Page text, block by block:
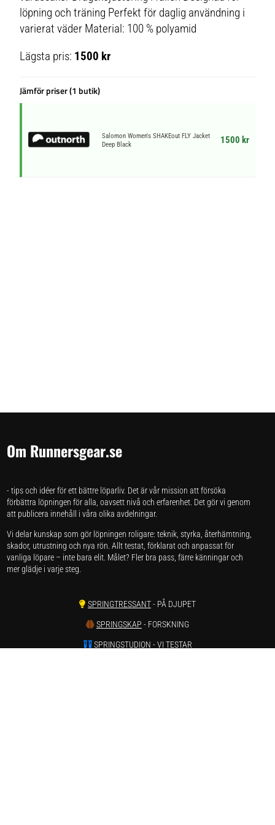
löpning och träning Perfekt för daglig användning i
varierat väder Material: 100 % polyamid
Lägsta pris: 1500 kr
Jämför priser (1 butik)
Salomon Women's SHAKEout FLY Jacket
Deep Black
1500 kr
Om Runnersgear.se
- tips och idéer för ett bättre löparliv. Det är vår mission att försöka
förbättra löpningen för alla, oavsett nivå och erfarenhet. Det gör vi genom
att publicera innehåll i våra olika avdelningar.
Vi delar kunskap som gör löpningen roligare: teknik, styrka, återhämtning,
skador, utrustning och nya rön. Allt testat, förklarat och anpassat för
vanliga löpare – inte bara elit. Målet? Fler bra pass, färre känningar och
mer glädje i varje steg.
SPRINGTRESSANT- PÅ DJUPET
SPRINGSKAP - FORSKNING
SPRINGSTUDION - VI TESTAR